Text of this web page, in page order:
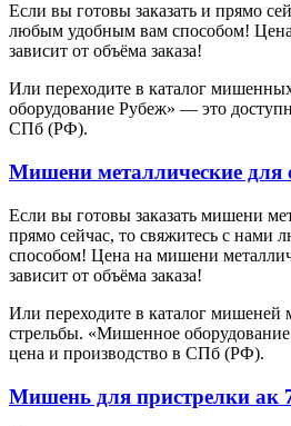
Если вы готовы заказать и прямо
любым удобным вам способом!
зависит от объёма заказа!
Или переходите в каталог
оборудование Рубеж» — это
СПб (РФ).
Мишени металлические для
Если вы готовы заказать мишени
прямо сейчас, то свяжитесь с
способом! Цена на мишени
зависит от объёма заказа!
Или переходите в каталог мишеней
стрельбы. «Мишенное
цена и производство в СПб (РФ).
Мишень для пристрелки ак